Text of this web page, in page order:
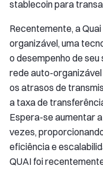
stablecoin para
Recentemente, a
organizável, uma
o desempenho de
rede auto-
os atrasos de
a taxa de
Espera-se aumentar
vezes,
eficiência e
QUAI foi